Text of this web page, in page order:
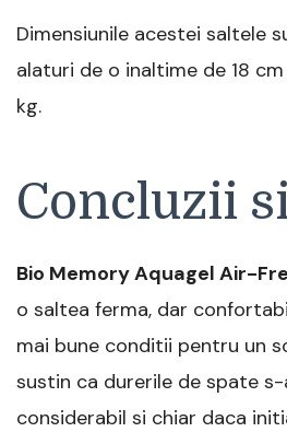
Dimensiunile acestei saltele
alaturi de o inaltime de 18
kg.
Concluzii
Bio Memory Aquagel Air-
o saltea ferma, dar
mai bune conditii pentru un
sustin ca durerile de spate
considerabil si chiar daca